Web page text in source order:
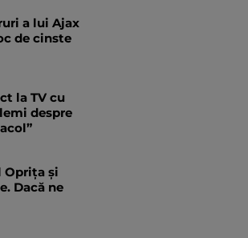
a lui Ajax
de cinste
la TV cu
despre
Oprița și
Dacă ne